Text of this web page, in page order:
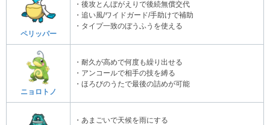
ペリッパー
・後攻とんぼがえりで後続無償交代
・追い風/ワイドガード/手助けで補助
・タイプ一致のぼうふうを使える
ニョロトノ
・耐久が高めで何度も繰り出せる
・アンコールで相手の技を縛る
・ほろびのうたで最後の詰めが可能
・あまごいで天候を雨にする